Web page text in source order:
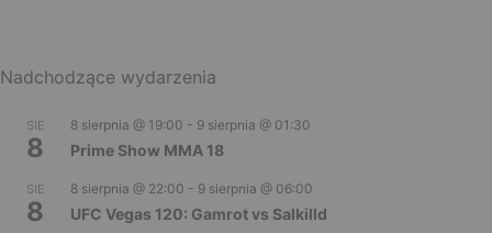
Nadchodzące wydarzenia
SIE
8
8 sierpnia @ 19:00 - 9 sierpnia @ 01:30
Prime Show MMA 18
SIE
8
8 sierpnia @ 22:00 - 9 sierpnia @ 06:00
UFC Vegas 120: Gamrot vs Salkilld